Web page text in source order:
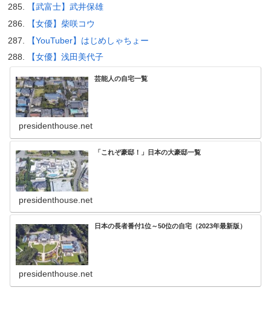
【武富士】武井保雄
【女優】柴咲コウ
【YouTuber】はじめしゃちょー
【女優】浅田美代子
芸能人の自宅一覧
presidenthouse.net
「これぞ豪邸！」日本の大豪邸一覧
presidenthouse.net
日本の長者番付1位～50位の自宅（2023年最新版）
presidenthouse.net